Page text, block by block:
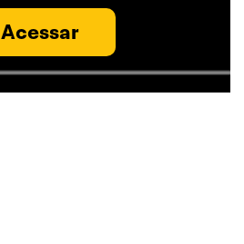
Acessar